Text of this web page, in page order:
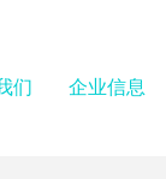
们 企业信息